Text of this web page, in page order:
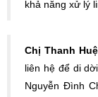
khả năng xử lý
Chị Thanh Huệ
liên hệ để di
Nguyễn Đình